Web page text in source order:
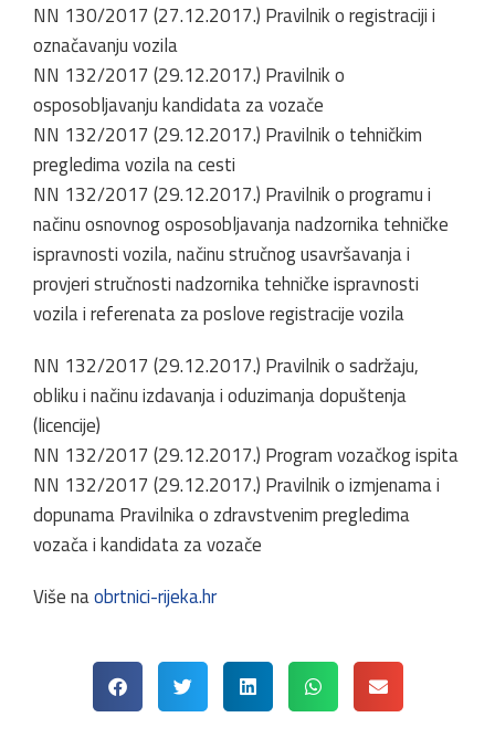
NN 130/2017 (27.12.2017.) Pravilnik o registraciji i
označavanju vozila
NN 132/2017 (29.12.2017.) Pravilnik o
osposobljavanju kandidata za vozače
NN 132/2017 (29.12.2017.) Pravilnik o tehničkim
pregledima vozila na cesti
NN 132/2017 (29.12.2017.) Pravilnik o programu i
načinu osnovnog osposobljavanja nadzornika tehničke
ispravnosti vozila, načinu stručnog usavršavanja i
provjeri stručnosti nadzornika tehničke ispravnosti
vozila i referenata za poslove registracije vozila
NN 132/2017 (29.12.2017.) Pravilnik o sadržaju,
obliku i načinu izdavanja i oduzimanja dopuštenja
(licencije)
NN 132/2017 (29.12.2017.) Program vozačkog ispita
NN 132/2017 (29.12.2017.) Pravilnik o izmjenama i
dopunama Pravilnika o zdravstvenim pregledima
vozača i kandidata za vozače
Više naobrtnici-rijeka.hr